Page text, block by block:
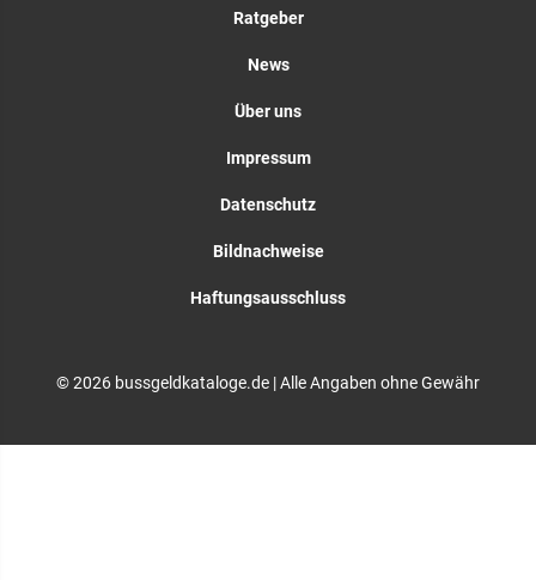
Ratgeber
News
Über uns
Impressum
Datenschutz
Bildnachweise
Haftungsausschluss
© 2026 bussgeldkataloge.de | Alle Angaben ohne Gewähr